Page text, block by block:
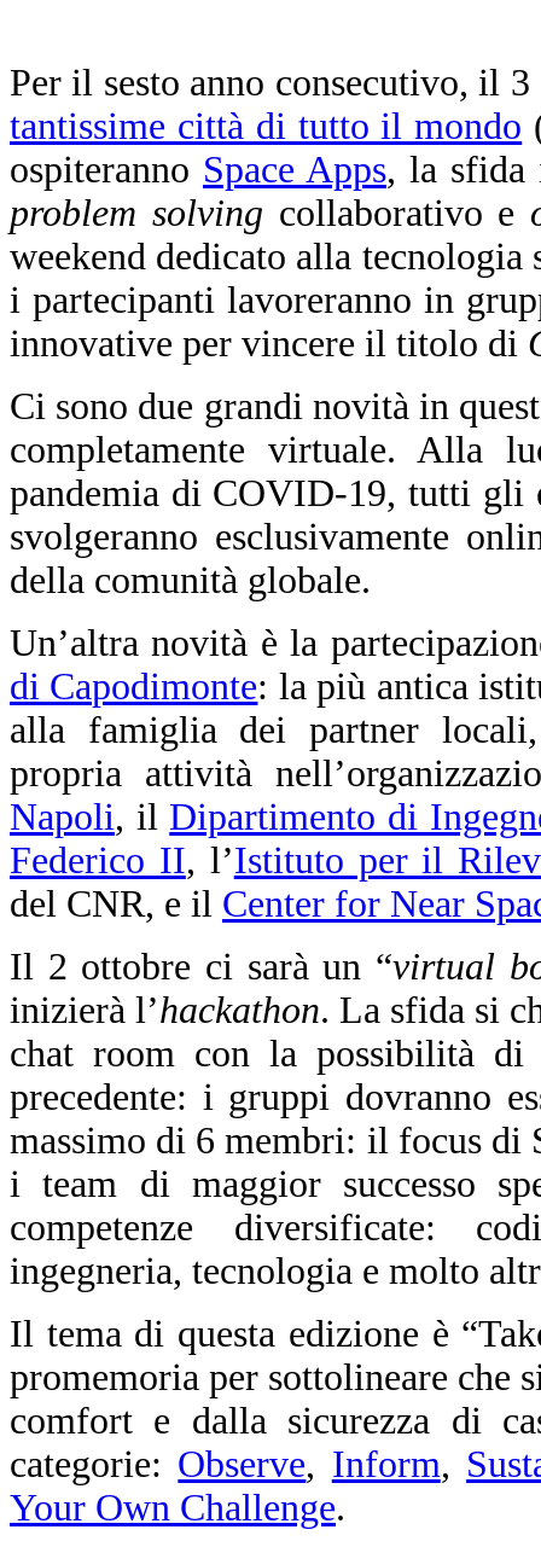
Per il sesto anno consecutivo, il 3
tantissime città di tutto il mondo
ospiteranno Space Apps, la sfida
problem solving collaborativo e
weekend dedicato alla
i partecipanti lavoreranno in
innovative per vincere il titolo di
Ci sono due grandi novità in
completamente virtuale. Alla
pandemia di COVID-19, tutti
svolgeranno esclusivamente
della comunità globale.
Un’altra novità è la
di Capodimonte: la più antica
alla famiglia dei partner locali,
propria attività
Napoli, il Dipartimento di
Federico II, l’Istituto per il
del CNR, e il Center for Near
Il 2 ottobre ci sarà un “virtual
inizierà l’hackathon. La sfida si
chat room con la possibilità di
precedente: i gruppi dovranno
massimo di 6 membri: il focus di
i team di maggior successo
competenze diversificate:
ingegneria, tecnologia e molto
Il tema di questa edizione è
promemoria per sottolineare che
comfort e dalla sicurezza di
categorie: Observe, Inform,
Your Own Challenge.